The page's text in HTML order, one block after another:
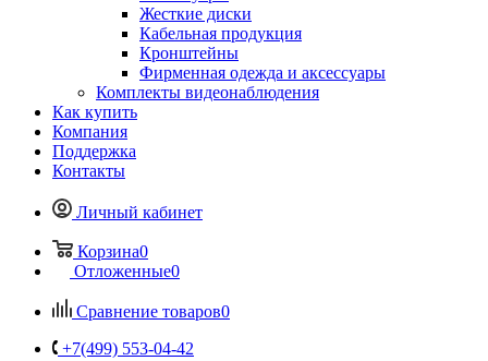
Жесткие диски
Кабельная продукция
Кронштейны
Фирменная одежда и аксессуары
Комплекты видеонаблюдения
Как купить
Компания
Поддержка
Контакты
Личный кабинет
Корзина0
Отложенные0
Сравнение товаров0
+7(499) 553-04-42